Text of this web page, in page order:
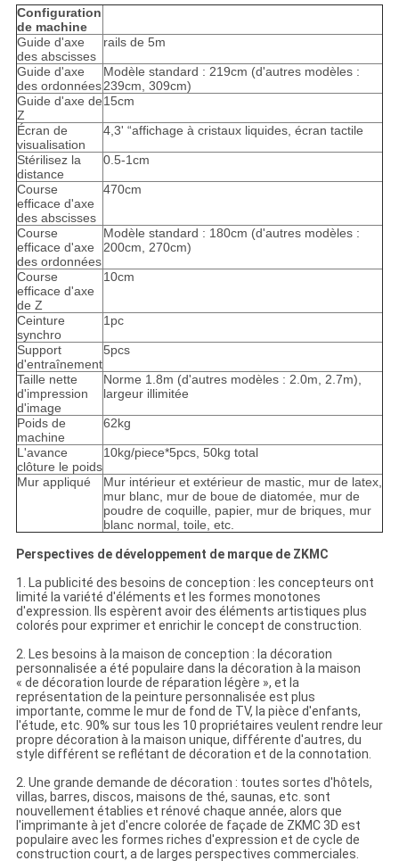
Configuration
de machine
Guide d'axe
des abscisses
rails de 5m
Guide d'axe
des ordonnées
Modèle standard : 219cm (d'autres modèles :
239cm, 309cm)
Guide d'axe de
Z
15cm
Écran de
visualisation
4,3' “affichage à cristaux liquides, écran tactile
Stérilisez la
distance
0.5-1cm
Course
efficace d'axe
des abscisses
470cm
Course
efficace d'axe
des ordonnées
Modèle standard : 180cm (d'autres modèles :
200cm, 270cm)
Course
efficace d'axe
de Z
10cm
Ceinture
synchro
1pc
Support
d'entraînement
5pcs
Taille nette
d'impression
d'image
Norme 1.8m (d'autres modèles : 2.0m, 2.7m),
largeur illimitée
Poids de
machine
62kg
L'avance
clôture le poids
10kg/piece*5pcs, 50kg total
Mur appliqué
Mur intérieur et extérieur de mastic, mur de latex,
mur blanc, mur de boue de diatomée, mur de
poudre de coquille, papier, mur de briques, mur
blanc normal, toile, etc.
Perspectives de développement de marque de ZKMC
1. La publicité des besoins de conception : les concepteurs ont
limité la variété d'éléments et les formes monotones
d'expression. Ils espèrent avoir des éléments artistiques plus
colorés pour exprimer et enrichir le concept de construction.
2. Les besoins à la maison de conception : la décoration
personnalisée a été populaire dans la décoration à la maison
« de décoration lourde de réparation légère », et la
représentation de la peinture personnalisée est plus
importante, comme le mur de fond de TV, la pièce d'enfants,
l'étude, etc. 90% sur tous les 10 propriétaires veulent rendre leur
propre décoration à la maison unique, différente d'autres, du
style différent se reflétant de décoration et de la connotation.
2. Une grande demande de décoration : toutes sortes d'hôtels,
villas, barres, discos, maisons de thé, saunas, etc. sont
nouvellement établies et rénové chaque année, alors que
l'imprimante à jet d'encre colorée de façade de ZKMC 3D est
populaire avec les formes riches d'expression et de cycle de
construction court, a de larges perspectives commerciales.